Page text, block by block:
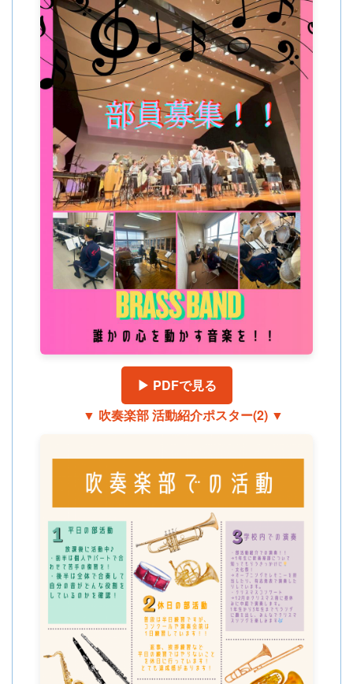
▶ PDFで見る
▼ 吹奏楽部 活動紹介ポスター(2) ▼